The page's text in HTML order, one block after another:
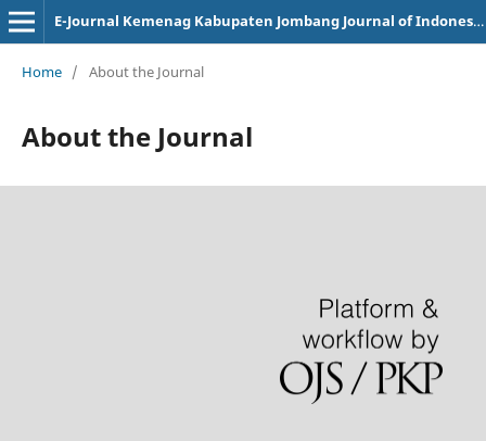
E-Journal Kemenag Kabupaten Jombang Journal of Indonesian Public Health Service
Home / About the Journal
About the Journal